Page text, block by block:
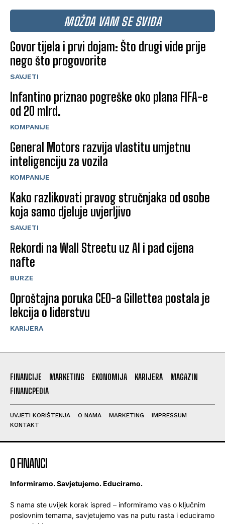
MOŽDA VAM SE SVIĐA
Govor tijela i prvi dojam: Što drugi vide prije
nego što progovorite
SAVJETI
Infantino priznao pogreške oko plana FIFA-e
od 20 mlrd.
KOMPANIJE
General Motors razvija vlastitu umjetnu
inteligenciju za vozila
KOMPANIJE
Kako razlikovati pravog stručnjaka od osobe
koja samo djeluje uvjerljivo
SAVJETI
Rekordi na Wall Streetu uz AI i pad cijena
nafte
BURZE
Oproštajna poruka CEO-a Gillettea postala je
lekcija o liderstvu
KARIJERA
FINANCIJE MARKETING EKONOMIJA KARIJERA
MAGAZIN
FINANCPEDIA
UVJETI KORIŠTENJA O NAMA MARKETING
IMPRESSUM
KONTAKT
O FINANCI
Informiramo. Savjetujemo. Educiramo.
S nama ste uvijek korak ispred – informiramo vas o ključnim
poslovnim temama, savjetujemo vas na putu rasta i educiramo